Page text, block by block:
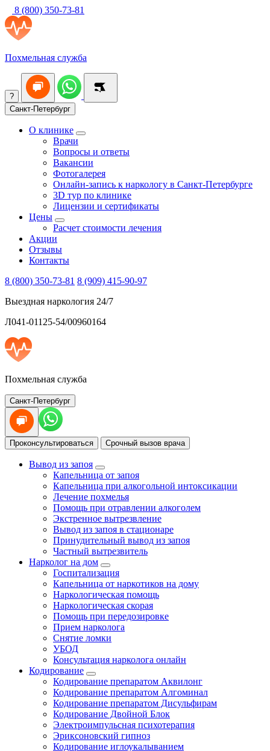
8 (800) 350-73-81
Похмельная служба
?
Санкт-Петербург
О клинике
Врачи
Вопросы и ответы
Вакансии
Фотогалерея
Онлайн-запись к наркологу в Санкт-Петербурге
3D тур по клинике
Лицензии и сертификаты
Цены
Расчет стоимости лечения
Акции
Отзывы
Контакты
8 (800) 350-73-81 8 (909) 415-90-97
Выездная наркология 24/7
Л041-01125-54/00960164
Похмельная служба
Санкт-Петербург
Проконсультироваться Срочный вызов врача
Вывод из запоя
Капельница от запоя
Капельница при алкогольной интоксикации
Лечение похмелья
Помощь при отравлении алкоголем
Экстренное вытрезвление
Вывод из запоя в стационаре
Принудительный вывод из запоя
Частный вытрезвитель
Нарколог на дом
Госпитализация
Капельница от наркотиков на дому
Наркологическая помощь
Наркологическая скорая
Помощь при передозировке
Прием нарколога
Снятие ломки
УБОД
Консультация нарколога онлайн
Кодирование
Кодирование препаратом Аквилонг
Кодирование препаратом Алгоминал
Кодирование препаратом Дисульфирам
Кодирование Двойной Блок
Электроимпульсная психотерапия
Эриксоновский гипноз
Кодирование иглоукалыванием